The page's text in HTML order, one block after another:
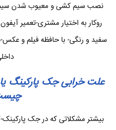
نصب سیم کشی و معیوب شدن سیم
روکار به اختیار مشتری-تعمیر
سفید و رنگی- با حافظه فیلم و عکس-
علت خرابی جک پارکینگ
بیشتر مشکلاتی که در جک پارکینک-